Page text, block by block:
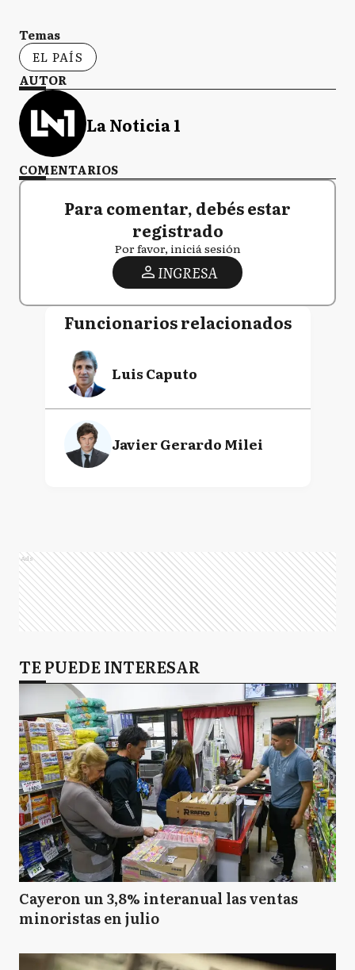
Temas
EL PAÍS
AUTOR
La Noticia 1
COMENTARIOS
Para comentar, debés estar
registrado
Por favor, iniciá sesión
INGRESA
Funcionarios relacionados
Luis Caputo
Javier Gerardo Milei
Ads
TE PUEDE INTERESAR
Cayeron un 3,8% interanual las ventas
minoristas en julio